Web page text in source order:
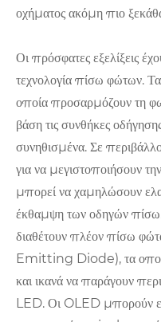
οχήματος ακόμη πιο
Οι πρόσφατες εξελίξεις
τεχνολογία πίσω φώτων.
οποία προσαρμόζουν τη
βάση τις συνθήκες
συνηθισμένα. Σε
για να μεγιστοποιήσουν
μπορεί να χαμηλώσουν
έκθαμψη των οδηγών
διαθέτουν πλέον πίσω
Emitting Diode), τα οποία
και ικανά να παράγουν
LED. Οι OLED μπορούν